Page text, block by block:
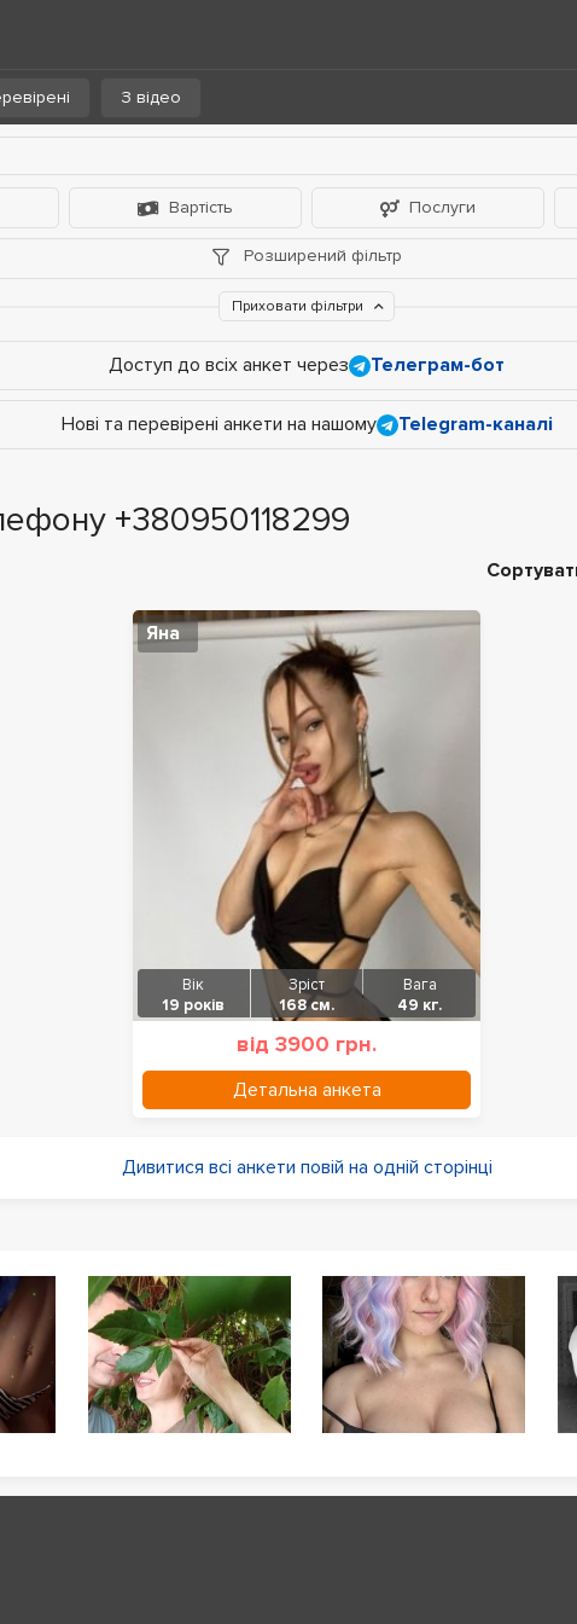
З відео
Вартість Послуги
Розширений фільтр
Приховати фільтри
Доступ до всіх анкет через Телеграм-бот
Нові та перевірені анкети на нашому Telegram-каналі
+380950118299
Яна
Вік
19 років
Зріст
168 см.
Вага
49 кг.
від 3900 грн.
Детальна анкета
Дивитися всі анкети повій на одній сторінці